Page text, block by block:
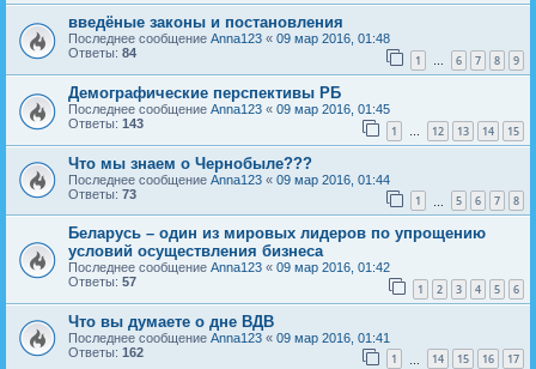
введёные законы и постановления
Последнее сообщение Anna123 « 09 мар 2016, 01:48
Ответы: 84 1 … 6 7 8 9
Демографические перспективы РБ
Последнее сообщение Anna123 « 09 мар 2016, 01:45
Ответы: 143 1 … 12 13 14 15
Что мы знаем о Чернобыле???
Последнее сообщение Anna123 « 09 мар 2016, 01:44
Ответы: 73 1 5 6 7 8
Беларусь – один из мировых лидеров по упрощению
условий осуществления бизнеса
Последнее сообщение Anna123 « 09 мар 2016, 01:42
Ответы: 57 1 2 3 4 5 6
Что вы думаете о дне ВДВ
Последнее сообщение Anna123 « 09 мар 2016, 01:41
Ответы: 162 1 14 15 16 17